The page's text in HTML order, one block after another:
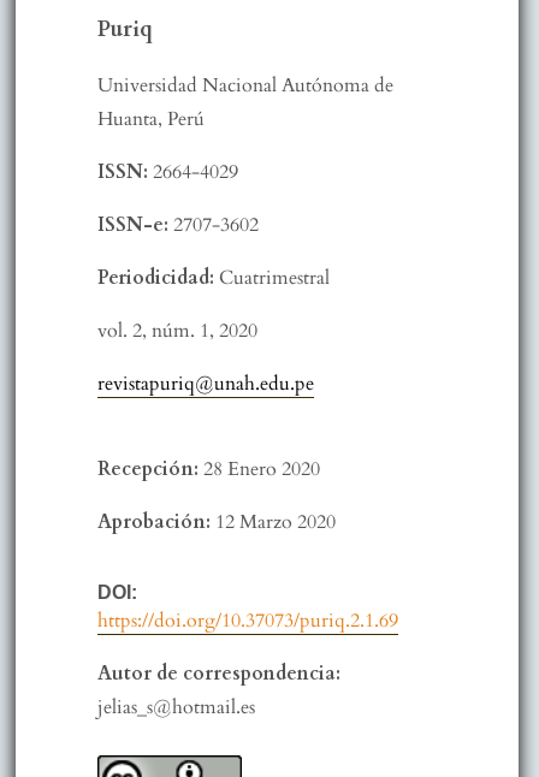
Puriq
Universidad Nacional Autónoma de
Huanta, Perú
ISSN: 2664-4029
ISSN-e: 2707-3602
Periodicidad: Cuatrimestral
vol. 2, núm. 1, 2020
revistapuriq@unah.edu.pe
Recepción: 28 Enero 2020
Aprobación: 12 Marzo 2020
DOI:
https://doi.org/10.37073/puriq.2.1.69
Autor de correspondencia:
jelias_s@hotmail.es